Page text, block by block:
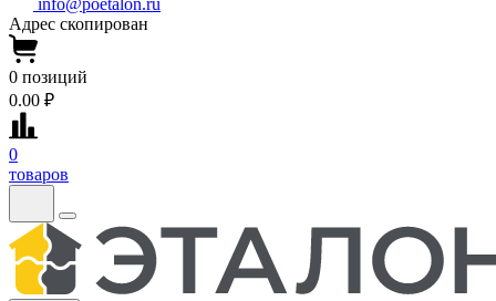
info@poetalon.ru
Адрес скопирован
0 позиций
0.00 ₽
0
товаров